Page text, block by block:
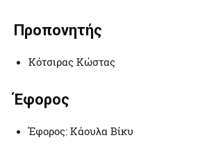
Προπονητής
Κότσιρας Κώστας
Έφορος
Έφορος: Κάουλα Βίκυ